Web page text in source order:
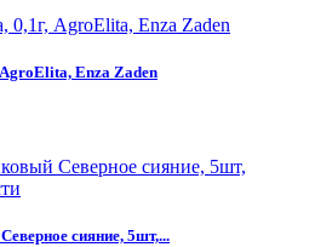
Enza Zaden
сияние, 5шт,...